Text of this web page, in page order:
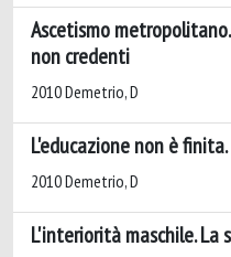
Ascetismo
non credenti
2010 Demetrio, D
L'educazione non è
2010 Demetrio, D
L'interiorità maschile.